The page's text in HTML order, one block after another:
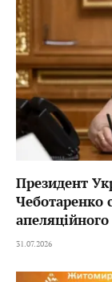
Президент
Чеботаренко
апеляційного
31.07.2026